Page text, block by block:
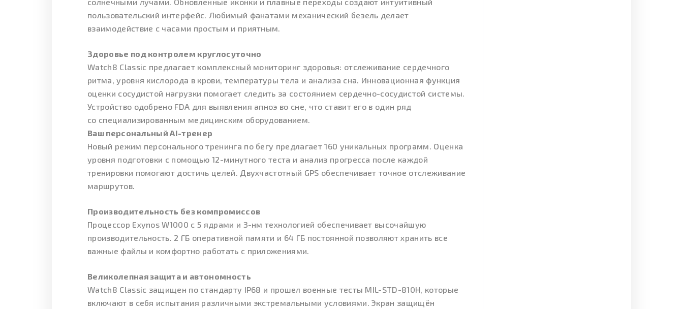
пользовательский интерфейс. Любимый фанатами механический безель делает
взаимодействие с часами простым и приятным.
Здоровье под контролем круглосуточно
Watch8 Classic предлагает комплексный мониторинг здоровья: отслеживание сердечного
ритма, уровня кислорода в крови, температуры тела и анализа сна. Инновационная функция
оценки сосудистой нагрузки помогает следить за состоянием сердечно-сосудистой системы.
Устройство одобрено FDA для выявления апноэ во сне, что ставит его в один ряд
со специализированным медицинским оборудованием.
Ваш персональный AI-тренер
Новый режим персонального тренинга по бегу предлагает 160 уникальных программ. Оценка
уровня подготовки с помощью 12-минутного теста и анализ прогресса после каждой
тренировки помогают достичь целей. Двухчастотный GPS обеспечивает точное отслеживание
маршрутов.
Производительность без компромиссов
Процессор Exynos W1000 с 5 ядрами и 3-нм технологией обеспечивает высочайшую
производительность. 2 ГБ оперативной памяти и 64 ГБ постоянной позволяют хранить все
важные файлы и комфортно работать с приложениями.
Великолепная защита и автономность
Watch8 Classic защищен по стандарту IP68 и прошел военные тесты MIL-STD-810H, которые
включают в себя испытания различными экстремальными условиями. Экран защищён